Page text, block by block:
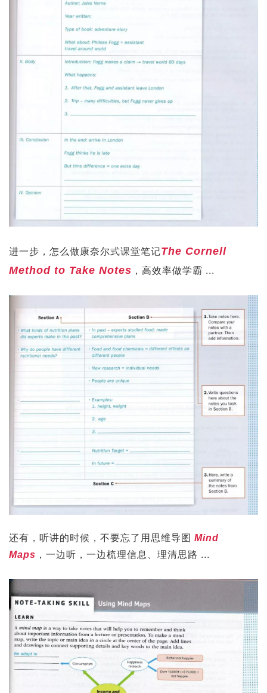
进一步，怎么做康奈尔式课堂笔记The Cornell
Method to Take Notes ，高效率做学霸 ...
还有，听讲的时候，不要忘了用思维导图 Mind
Maps ，一边听，一边梳理信息、理清思路 ...